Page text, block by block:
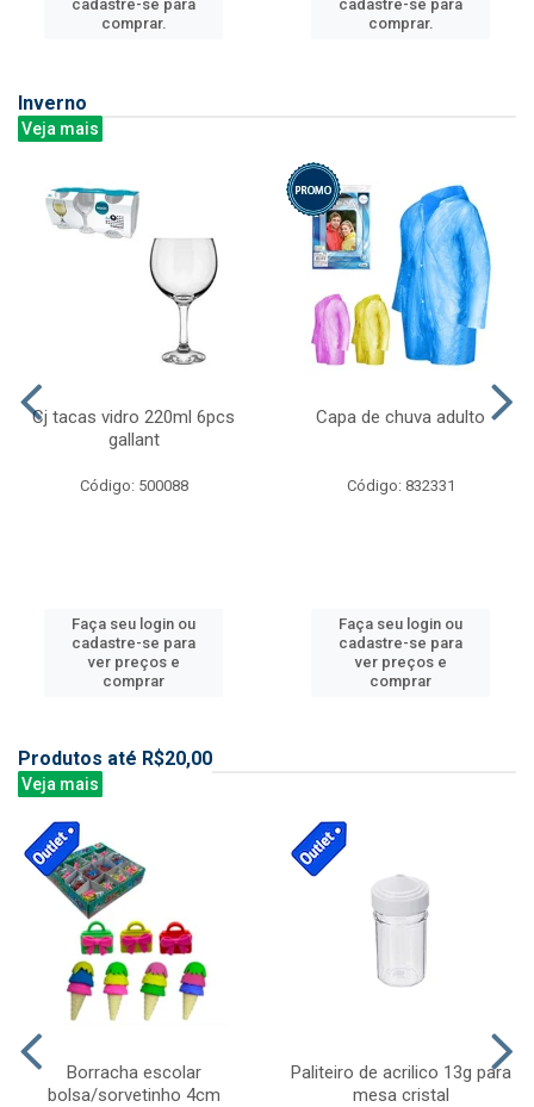
cadastre-se para
comprar.
cadastre-se para
comprar.
Inverno
Veja mais
Cj tacas vidro 220ml 6pcs
gallant
Código: 500088
Faça seu login ou
cadastre-se para
ver preços e
comprar
Capa de chuva adulto
Código: 832331
Faça seu login ou
cadastre-se para
ver preços e
comprar
Produtos até R$20,00
Veja mais
Borracha escolar
bolsa/sorvetinho 4cm
Paliteiro de acrilico 13g para
mesa cristal